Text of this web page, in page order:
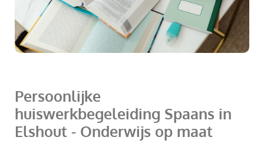
Persoonlijke
huiswerkbegeleiding Spaans in
Elshout - Onderwijs op maat